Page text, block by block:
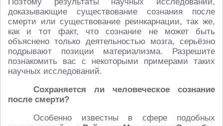
доказывающие существование сознания после
смерти или существование реинкарнации, так же,
как и тот факт, что сознание не может быть
объяснено только деятельностью мозга, серьёзно
подрывают позиции материализма. Разрешите
познакомить вас с некоторыми примерами таких
научных исследований.
Сохраняется ли человеческое сознание
после смерти?
Особенно известны в сфере подобных